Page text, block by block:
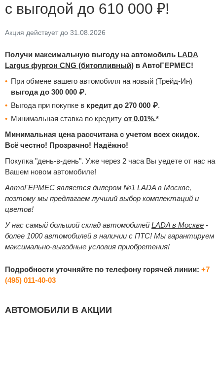
с выгодой до 610 000 ₽!
Акция действует до 31.08.2026
Получи максимальную выгоду на автомобиль LADA
Largus фургон CNG (битопливный) в АвтоГЕРМЕС!
При обмене вашего автомобиля на новый (Трейд-Ин)
выгода до 300 000 ₽.
Выгода при покупке в кредит до 270 000 ₽.
Минимальная ставка по кредиту от 0.01%.*
Минимальная цена рассчитана с учетом всех скидок.
Всё честно! Прозрачно! Надёжно!
Покупка "день-в-день". Уже через 2 часа Вы уедете от нас на
Вашем новом автомобиле!
АвтоГЕРМЕС является дилером №1 LADA в Москве,
поэтому мы предлагаем лучший выбор комплектаций и
цветов!
У нас самый большой склад автомобилей LADA в Москве -
более 1000 автомобилей в наличии с ПТС! Мы гарантируем
максимально-выгодные условия приобретения!
Подробности уточняйте по телефону горячей линии: +7
(495) 011-40-03
АВТОМОБИЛИ В АКЦИИ